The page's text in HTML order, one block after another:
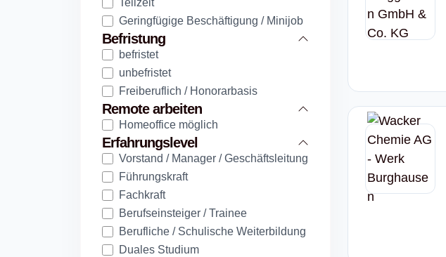
Teilzeit
Geringfügige Beschäftigung / Minijob
Befristung
befristet
unbefristet
Freiberuflich / Honorarbasis
Remote arbeiten
Homeoffice möglich
Erfahrungslevel
Vorstand / Manager / Geschäftsleitung
Führungskraft
Fachkraft
Berufseinsteiger / Trainee
Berufliche / Schulische Weiterbildung
Duales Studium